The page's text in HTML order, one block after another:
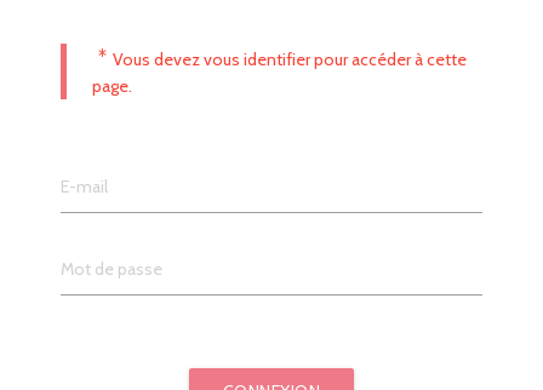
* Vous devez vous identifier pour accéder à cette
page.